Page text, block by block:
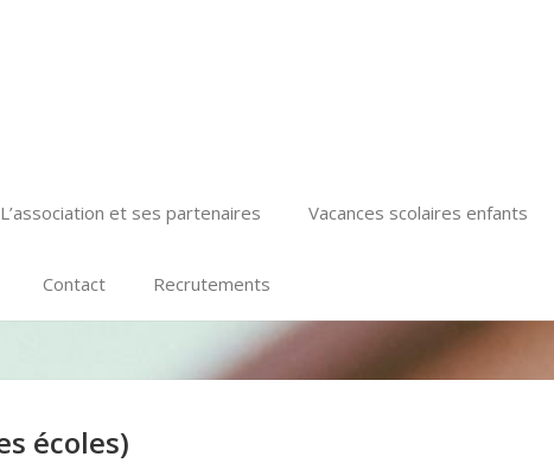
L’association et ses partenaires Vacances scolaires enfants
Contact Recrutements
écoles)